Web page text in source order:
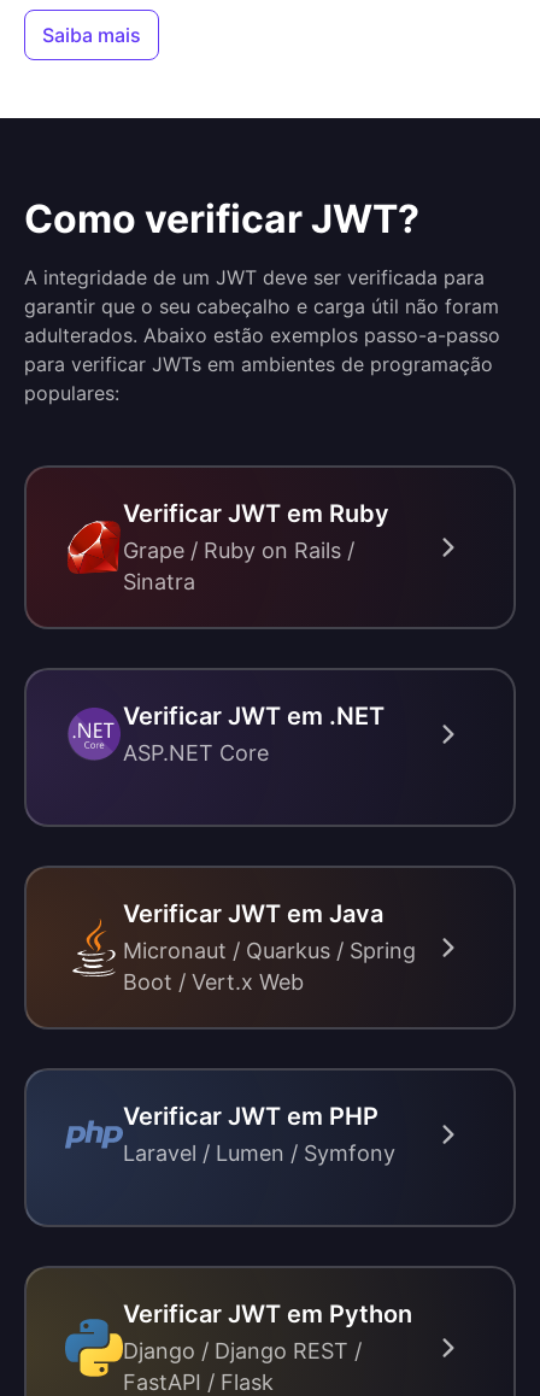
Saiba mais
Como verificar JWT?
A integridade de um JWT deve ser verificada para
garantir que o seu cabeçalho e carga útil não foram
adulterados. Abaixo estão exemplos passo-a-passo
para verificar JWTs em ambientes de programação
populares:
Verificar JWT em Ruby
Grape / Ruby on Rails /
Sinatra
Verificar JWT em .NET
ASP.NET Core
Verificar JWT em Java
Micronaut / Quarkus / Spring
Boot / Vert.x Web
Verificar JWT em PHP
Laravel / Lumen / Symfony
Verificar JWT em Python
Django / Django REST /
FastAPI / Flask